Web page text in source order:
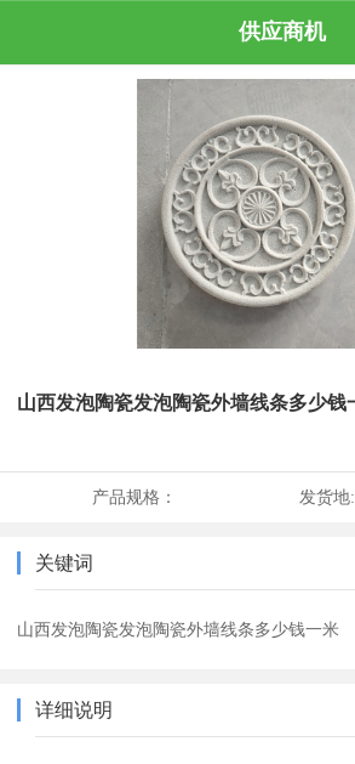
供应商机
山西发泡陶瓷发泡陶瓷外墙线条多少钱
产品规格： 发货地:
关键词
山西发泡陶瓷发泡陶瓷外墙线条多少钱一米
详细说明